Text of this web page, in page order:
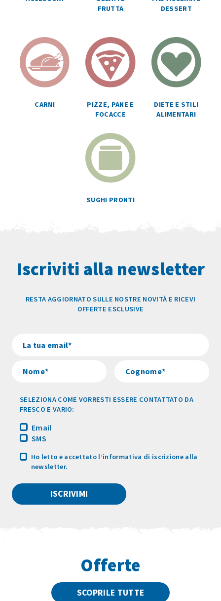
FRUTTA
DESSERT
CARNI
PIZZE, PANE E
FOCACCE
DIETE E STILI
ALIMENTARI
SUGHI PRONTI
Iscriviti alla newsletter
RESTA AGGIORNATO SULLE NOSTRE NOVITÀ E RICEVI
OFFERTE ESCLUSIVE
SELEZIONA COME VORRESTI ESSERE CONTATTATO DA
FRESCO E VARIO:
Email
SMS
Ho letto e accettato l’informativa di iscrizione alla
newsletter.
Offerte
SCOPRILE TUTTE